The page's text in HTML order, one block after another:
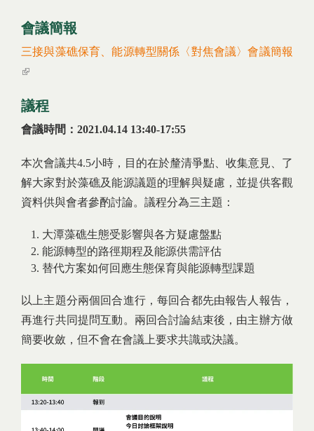
會議簡報
三接與藻礁保育、能源轉型關係〈對焦會議〉會議簡報
(link is external)
議程
會議時間：2021.04.14 13:40-17:55
本次會議共4.5小時，目的在於釐清爭點、收集意見、了
解大家對於藻礁及能源議題的理解與疑慮，並提供客觀
資料供與會者參酌討論。議程分為三主題：
大潭藻礁生態受影響與各方疑慮盤點
能源轉型的路徑期程及能源供需評估
替代方案如何回應生態保育與能源轉型課題
以上主題分兩個回合進行，每回合都先由報告人報告，
再進行共同提問互動。兩回合討論結束後，由主辦方做
簡要收斂，但不會在會議上要求共識或決議。